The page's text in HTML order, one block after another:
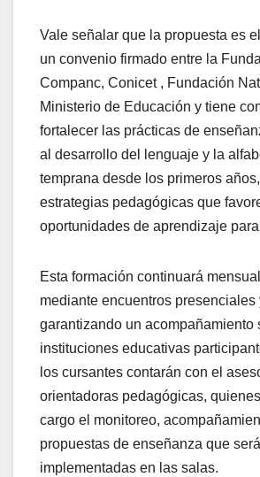
Vale señalar que la propuesta es
un convenio firmado entre la
Companc, Conicet , Fundación
Ministerio de Educación y tiene
fortalecer las prácticas de
al desarrollo del lenguaje y la
temprana desde los primeros
estrategias pedagógicas que
oportunidades de aprendizaje
Esta formación continuará
mediante encuentros presenciales
garantizando un acompañamiento
instituciones educativas
los cursantes contarán con el
orientadoras pedagógicas,
cargo el monitoreo,
propuestas de enseñanza que
implementadas en las salas.